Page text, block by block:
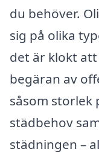
du behöver.
sig på olika
det är klokt
begäran av
såsom storlek
städbehov
städningen –